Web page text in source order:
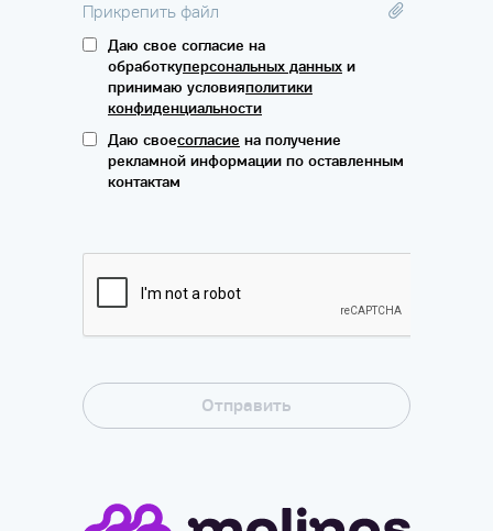
Прикрепить файл
Даю свое согласие на
обработкуперсональных данных и
принимаю условияполитики
конфиденциальности
Даю своесогласие на получение
рекламной информации по оставленным
контактам